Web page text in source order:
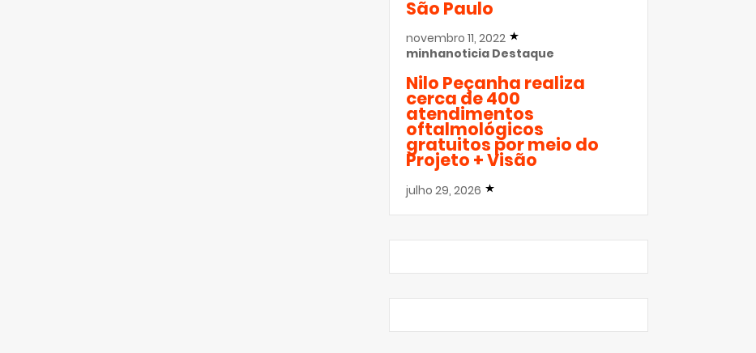
São Paulo
novembro 11, 2022
minhanoticia Destaque
Nilo Peçanha realiza
cerca de 400
atendimentos
oftalmológicos
gratuitos por meio do
Projeto + Visão
julho 29, 2026